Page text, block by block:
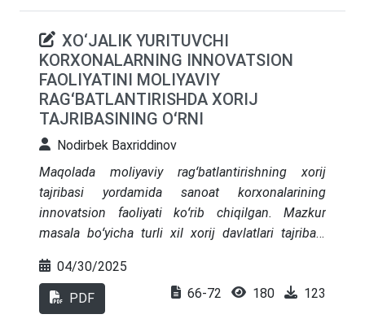
Maqolada ilg‘or xalqaro tajribalarga asoslangan
taklif va tavsiyalar orqali soliq preferensiyalarining
shaffof va samarali hisobini yuritish bo‘yicha
takomillashgan yondashuvlar ishlab chiqilgan.
XO‘JALIK YURITUVCHI
KORXONALARNING INNOVATSION
FAOLIYATINI MOLIYAVIY
RAGʻBATLANTIRISHDA XORIJ
TAJRIBASINING OʻRNI
Nodirbek Baxriddinov
Maqolada moliyaviy ragʻbatlantirishning xorij
tajribasi yordamida sanoat korxonalarining
innovatsion faoliyati koʻrib chiqilgan. Mazkur
masala boʻyicha turli xil xorij davlatlari tajribasi
foydalanish imkoniyatlari aniqlangan va
baholangan. Innovatsion faoliyatni moliyaviy
ragʻbatlantirishning xorij tajribasidan foydalanish
04/30/2025
PDF 66-72 180 123